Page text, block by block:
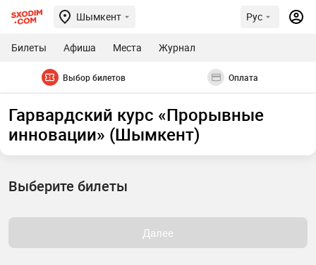
Шымкент Рус
Билеты Афиша Места Журнал
Выбор билетов Оплата
Гарвардский курс «Прорывные
инновации» (Шымкент)
Выберите билеты
Далее